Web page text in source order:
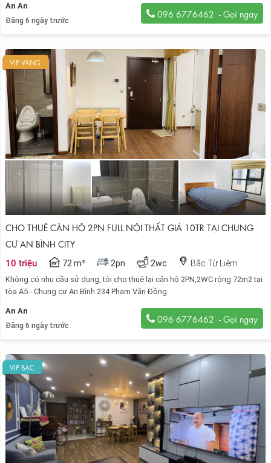
An An
Đăng 6 ngày trước
096 6776462
VIP VÀNG
CHO THUÊ CĂN HỘ 2PN FULL NỘI THẤT GIÁ 10TR TẠI CHUNG
CƯ AN BÌNH CITY
10 triệu · 72 m² · 2pn · 2wc · Bắc Từ Liêm
Không có nhu cầu sử dụng, tôi cho thuê lại căn hộ 2PN,2WC rộng 72m2 tại
tòa A5 - Chung cư An Bình 234 Phạm Văn Đồng.
An An
Đăng 6 ngày trước
096 6776462
VIP BẠC